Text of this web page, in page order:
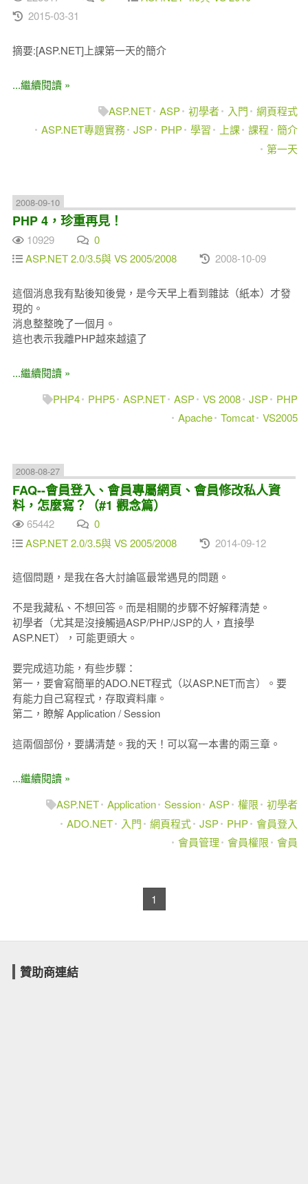
2015-03-31
摘要:[ASP.NET]上課第一天的簡介
...繼續閱讀 »
ASP.NET ASP 初學者 入門
網頁程式
ASP.NET專題實務 JSP PHP 學習 上課 課程
簡介
第一天
2008-09-10
PHP 4，珍重再見！
10929
0
ASP.NET 2.0/3.5與 VS 2005/2008
2008-10-09
這個消息我有點後知後覺，是今天早上看到雜誌（紙本）才發
現的。
消息整整晚了一個月。
這也表示我離PHP越來越遠了
...繼續閱讀 »
PHP4
PHP5 ASP.NET ASP VS 2008 JSP
PHP
Apache Tomcat VS2005
2008-08-27
FAQ--會員登入、會員專屬網頁、會員修改私人資
料，怎麼寫？（#1 觀念篇）
65442
0
ASP.NET 2.0/3.5與 VS 2005/2008
2014-09-12
這個問題，是我在各大討論區最常遇見的問題。
不是我藏私、不想回答。而是相關的步驟不好解釋清楚。
初學者（尤其是沒接觸過ASP/PHP/JSP的人，直接學
ASP.NET），可能更頭大。
要完成這功能，有些步驟：
第一，要會寫簡單的ADO.NET程式（以ASP.NET而言）。要
有能力自己寫程式，存取資料庫。
第二，瞭解 Application / Session
這兩個部份，要講清楚。我的天！可以寫一本書的兩三章。
...繼續閱讀 »
ASP.NET Application Session ASP 權限
初學者
ADO.NET
入門 網頁程式 JSP PHP 會員登入
會員管理
會員權限 會員
1
贊助商連結